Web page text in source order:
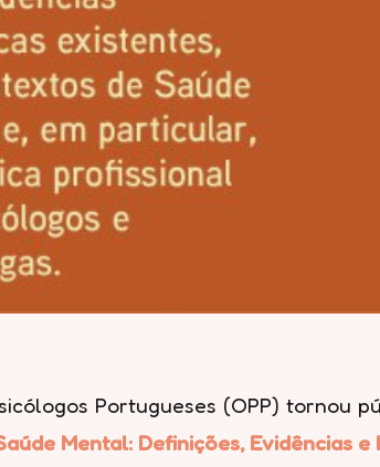
Portugueses (OPP) tornou
Mental: Definições, Evidências